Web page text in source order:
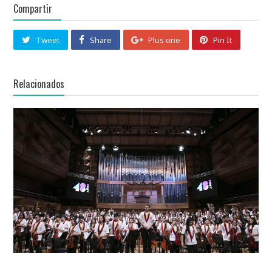
Compartir
Tweet Share Plus one Pin It
Relacionados